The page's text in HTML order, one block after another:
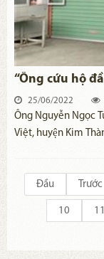
“Ông cứu hộ
25/06/2022
Ông Nguyễn Ngọc
Việt, huyện Kim
cho người khuyết
giúp cho 25 lao
định, vươn lên
Đầu Trước
10 11